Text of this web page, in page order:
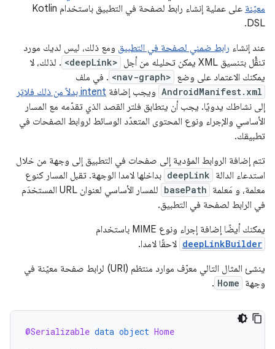
معيّنة
على عملية إنشاء رابط لصفحة في التطبيق باستخدام Kotlin
DSL.
عند إنشاء رابط ضمني لصفحة في التطبيق ومع ذلك، ليس لديك مورد
تنقُّل بتنسيق XML يمكن تحليله من أجل
<deepLink> . لذلك، لا
يمكنك الاعتماد على وضع <nav-graph> . في ملف
AndroidManifest.xml ويجب إضافة intent بدلاً من ذلك فلاتر
إلى نشاطك يدويًا. يجب أن يتطابق فلتر القصد الذي تقدّمه مع المسار
الأساسي والإجراء ونوع المحتوى المتعدّد الوسائط لروابط الصفحات في
تطبيقك.
تتم إضافة الروابط المؤدية إلى صفحات في التطبيق إلى وجهة من خلال
استدعاء الدالة deepLink بداخلها لامدا الوجهة. تقبل المسار كنوع
معلمة، و مَعلمة basePath
للمسار الأساسي لعنوان URL المستخدَم
في الرابط لصفحة في التطبيق.
يمكنك أيضًا إضافة إجراء ونوع MIME باستخدام
deepLinkBuilder لاحقًا لامدا.
ينشئ المثال التالي معرّف موارد منتظم (URI) لرابط صفحة معيّنة في
وجهة Home
.
@Serializable data object Home